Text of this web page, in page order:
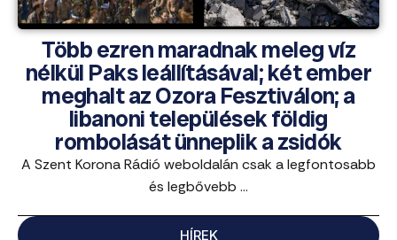
Több ezren maradnak meleg víz
nélkül Paks leállításával; két ember
meghalt az Ozora Fesztiválon; a
libanoni települések földig
rombolását ünneplik a zsidók
A Szent Korona Rádió weboldalán csak a legfontosabb
és legbővebb ...
HÍREK